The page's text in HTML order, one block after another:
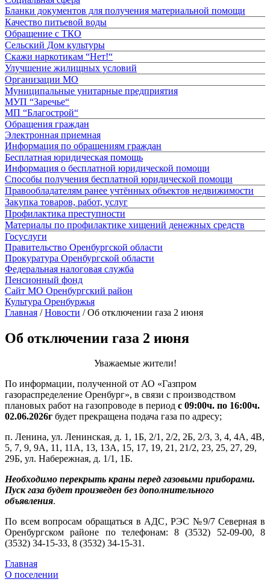
Бланки документов для получения материальной помощи
Качество питьевой воды
Обращение с ТКО
Сельский Дом культуры
Скажи наркотикам “Нет!“
Улучшение жилищных условий
Организации МО
Муниципальные унитарные предприятия
МУП “Заречье“
МП “Благострой“
Обращения граждан
Электронная приемная
Информация по обращениям граждан
Бесплатная юридическая помощь
Информация о бесплатной юридической помощи
Способы получения бесплатной юридической помощи
Правообладателям ранее учтённых объектов недвижимости
Закупка товаров, работ, услуг
Профилактика преступности
Материалы по профилактике хищений денежных средств
Госуслуги
Правительство Оренбургской области
Прокуратура Оренбургской области
Федеральная налоговая служба
Пенсионный фонд
Сайт МО Оренбургский район
Культура Оренбуржья
Главная /Новости /Об отключении газа 2 июня
Об отключении газа 2 июня
Уважаемые жители!
По информации, полученной от АО «Газпром
газораспределение Оренбург», в связи с производством
плановых работ на газопроводе в период с 09:00ч. по 16:00ч.
02.06.2026г будет прекращена подача газа по адресу;
п. Ленина, ул. Ленинская, д. 1, 1Б, 2/1, 2/2, 2Б, 2/3, 3, 4, 4А, 4В,
5, 7, 9, 9А, 11, 11А, 13, 13А, 15, 17, 19, 21, 21/2, 23, 25, 27, 29,
29Б, ул. Набережная, д. 1/1, 1Б.
Необходимо перекрыть краны перед газовыми приборами.
Пуск газа будет произведен без дополнительного
объявления.
По всем вопросам обращаться в АДС, РЭС №9/7 Северная в
Оренбургском районе по телефонам: 8 (3532) 52-09-00, 8
(3532) 34-15-33, 8 (3532) 34-15-31.
Главная
О поселении